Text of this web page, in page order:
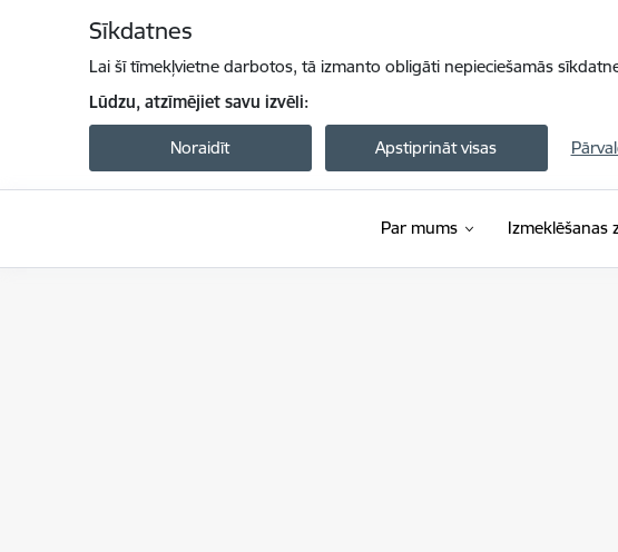
Sīkdatnes
Lai šī tīmekļvietne darbotos, tā izmanto obligāti nepieciešamās
Lūdzu, atzīmējiet savu izvēli:
Noraidīt Apstiprināt visas
Par mums Izmeklēšanas